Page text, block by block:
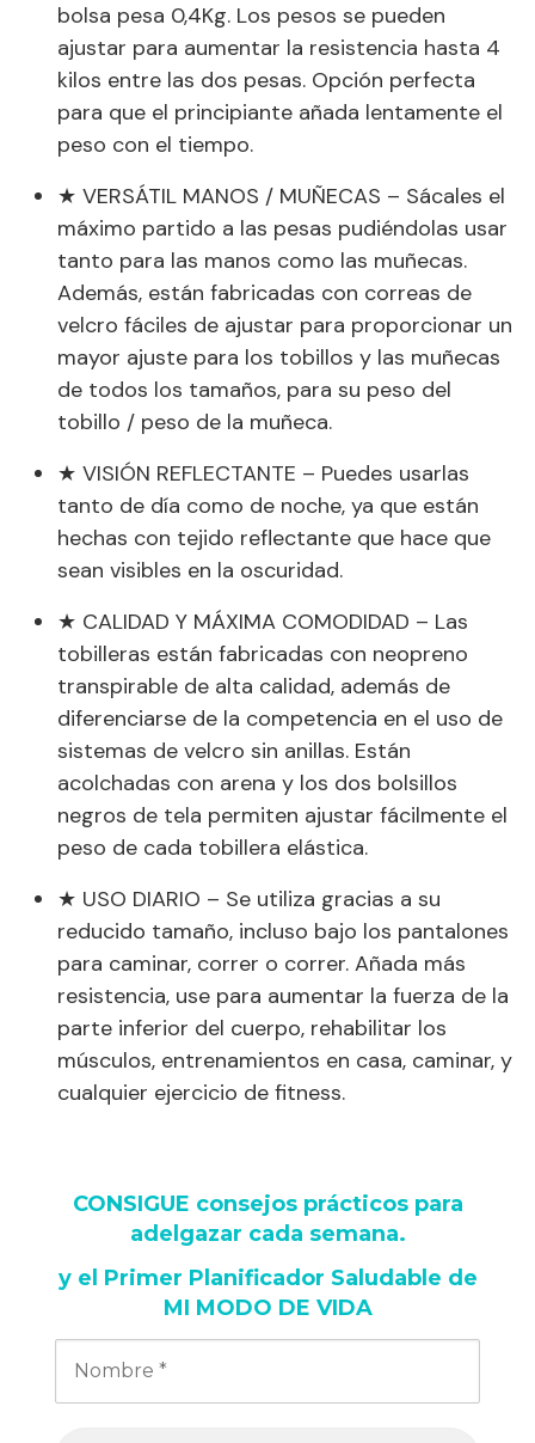
bolsa pesa 0,4Kg. Los pesos se pueden
ajustar para aumentar la resistencia hasta 4
kilos entre las dos pesas. Opción perfecta
para que el principiante añada lentamente el
peso con el tiempo.
★ VERSÁTIL MANOS / MUÑECAS – Sácales el
máximo partido a las pesas pudiéndolas usar
tanto para las manos como las muñecas.
Además, están fabricadas con correas de
velcro fáciles de ajustar para proporcionar un
mayor ajuste para los tobillos y las muñecas
de todos los tamaños, para su peso del
tobillo / peso de la muñeca.
★ VISIÓN REFLECTANTE – Puedes usarlas
tanto de día como de noche, ya que están
hechas con tejido reflectante que hace que
sean visibles en la oscuridad.
★ CALIDAD Y MÁXIMA COMODIDAD – Las
tobilleras están fabricadas con neopreno
transpirable de alta calidad, además de
diferenciarse de la competencia en el uso de
sistemas de velcro sin anillas. Están
acolchadas con arena y los dos bolsillos
negros de tela permiten ajustar fácilmente el
peso de cada tobillera elástica.
★ USO DIARIO – Se utiliza gracias a su
reducido tamaño, incluso bajo los pantalones
para caminar, correr o correr. Añada más
resistencia, use para aumentar la fuerza de la
parte inferior del cuerpo, rehabilitar los
músculos, entrenamientos en casa, caminar, y
cualquier ejercicio de fitness.
CONSIGUE consejos prácticos para
adelgazar cada semana.
y el Primer Planificador Saludable de
MI MODO DE VIDA